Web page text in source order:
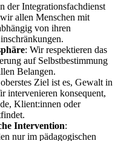
der Integrationsfachdienst
allen Menschen mit
von ihren
: Wir respektieren das
auf Selbstbestimmung
Belangen.
Ziel ist es, Gewalt in
intervenieren konsequent,
Klient:innen oder
Intervention:
nur im pädagogischen